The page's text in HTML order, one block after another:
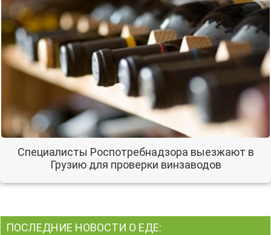
Специалисты Роспотребнадзора выезжают в
Грузию для проверки винзаводов
ПОСЛЕДНИЕ НОВОСТИ О ЕДЕ: